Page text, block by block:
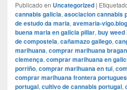
Publicado en Uncategorized |
cannabis galicia, asociacion cannabis
de estudo da maria, avemaria-
buena maria en galicia pillar, buy
de compostela, cañamazo gallego,
marihuana, comprar marihuana
clemença, comprar marihuana en
porriño, comprar marihuana en tui,
comprar marihuana frontera
portugal, cultivo de cannabis portugal,